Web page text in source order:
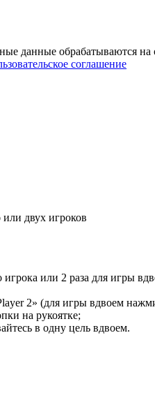
данные обрабатываются на
соглашение
двух игроков
или 2 раза для игры
2» (для игры вдвоем
на рукоятке;
в одну цель вдвоем.